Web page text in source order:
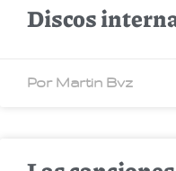
Discos
Por Martin Bvz